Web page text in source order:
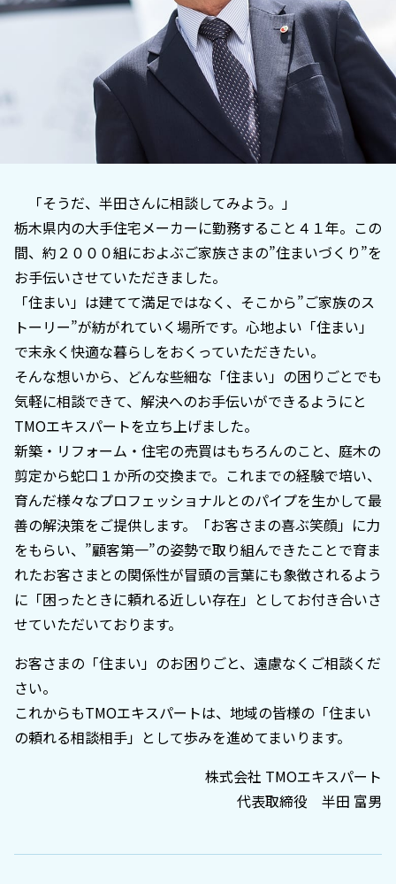
「そうだ、半田さんに相談してみよう。」
栃木県内の大手住宅メーカーに勤務すること４１年。この
間、約２０００組におよぶご家族さまの”住まいづくり”を
お手伝いさせていただきました。
「住まい」は建てて満足ではなく、そこから”ご家族のス
トーリー”が紡がれていく場所です。心地よい「住まい」
で末永く快適な暮らしをおくっていただきたい。
そんな想いから、どんな些細な「住まい」の困りごとでも
気軽に相談できて、解決へのお手伝いができるようにと
TMOエキスパートを立ち上げました。
新築・リフォーム・住宅の売買はもちろんのこと、庭木の
剪定から蛇口１か所の交換まで。これまでの経験で培い、
育んだ様々なプロフェッショナルとのパイプを生かして最
善の解決策をご提供します。「お客さまの喜ぶ笑顔」に力
をもらい、”顧客第一”の姿勢で取り組んできたことで育ま
れたお客さまとの関係性が冒頭の言葉にも象徴されるよう
に「困ったときに頼れる近しい存在」としてお付き合いさ
せていただいております。
お客さまの「住まい」のお困りごと、遠慮なくご相談くだ
さい。
これからもTMOエキスパートは、地域の皆様の「住まい
の頼れる相談相手」として歩みを進めてまいります。
株式会社 TMOエキスパート
代表取締役 半田 富男